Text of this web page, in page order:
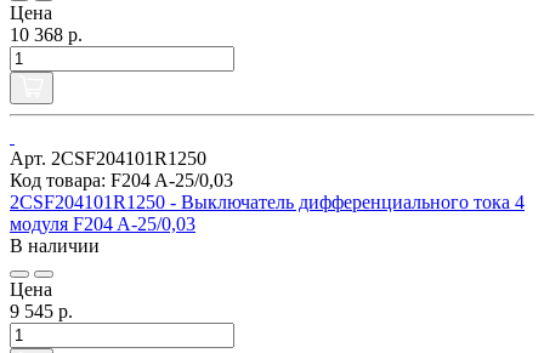
Цена
10 368 р.
Арт. 2CSF204101R1250
Код товара: F204 A-25/0,03
2CSF204101R1250 - Выключатель дифференциального тока 4
модуля F204 A-25/0,03
В наличии
Цена
9 545 р.